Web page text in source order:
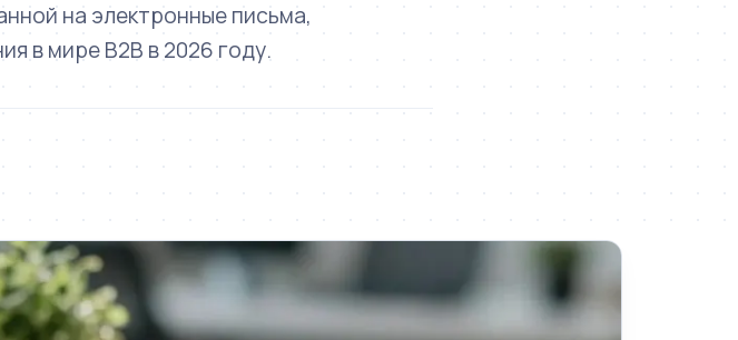
на электронные письма,
в мире B2B в 2026 году.